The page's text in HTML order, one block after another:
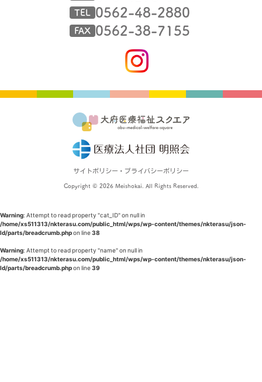
TEL 0562-48-2880
FAX 0562-38-7155
サイトポリシー・プライバシーポリシー
Copyright © 2026 Meishokai. All Rights Reserved.
Warning: Attempt to read property "cat_ID" on null in
/home/xs511313/nkterasu.com/public_html/wps/wp-content/themes/nkterasu/json-
ld/parts/breadcrumb.phpon line38
Warning: Attempt to read property "name" on null in
/home/xs511313/nkterasu.com/public_html/wps/wp-content/themes/nkterasu/json-
ld/parts/breadcrumb.phpon line39